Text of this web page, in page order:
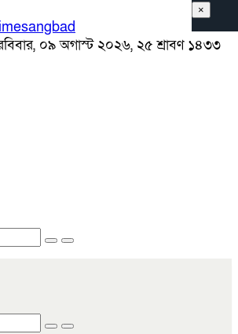
০৯ অগাস্ট ২০২৬, ২৫ শ্রাবণ ১৪৩৩
×